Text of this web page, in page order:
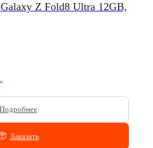
Z Fold8 Ultra 12GB,
Подробнее
Заказать